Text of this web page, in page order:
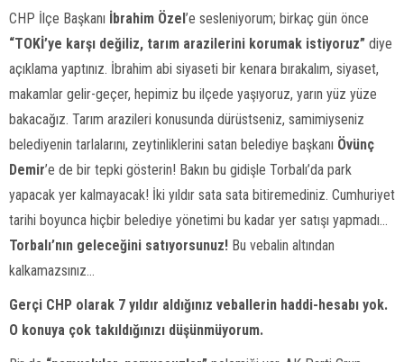
CHP İlçe Başkanı İbrahim Özel’e sesleniyorum; birkaç gün önce
“TOKİ’ye karşı değiliz, tarım arazilerini korumak istiyoruz” diye
açıklama yaptınız. İbrahim abi siyaseti bir kenara bırakalım, siyaset,
makamlar gelir-geçer, hepimiz bu ilçede yaşıyoruz, yarın yüz yüze
bakacağız. Tarım arazileri konusunda dürüstseniz, samimiyseniz
belediyenin tarlalarını, zeytinliklerini satan belediye başkanı Övünç
Demir’e de bir tepki gösterin! Bakın bu gidişle Torbalı’da park
yapacak yer kalmayacak! İki yıldır sata sata bitiremediniz. Cumhuriyet
tarihi boyunca hiçbir belediye yönetimi bu kadar yer satışı yapmadı…
Torbalı’nın geleceğini satıyorsunuz! Bu vebalin altından
kalkamazsınız…
Gerçi CHP olarak 7 yıldır aldığınız veballerin haddi-hesabı yok.
O konuya çok takıldığınızı düşünmüyorum.